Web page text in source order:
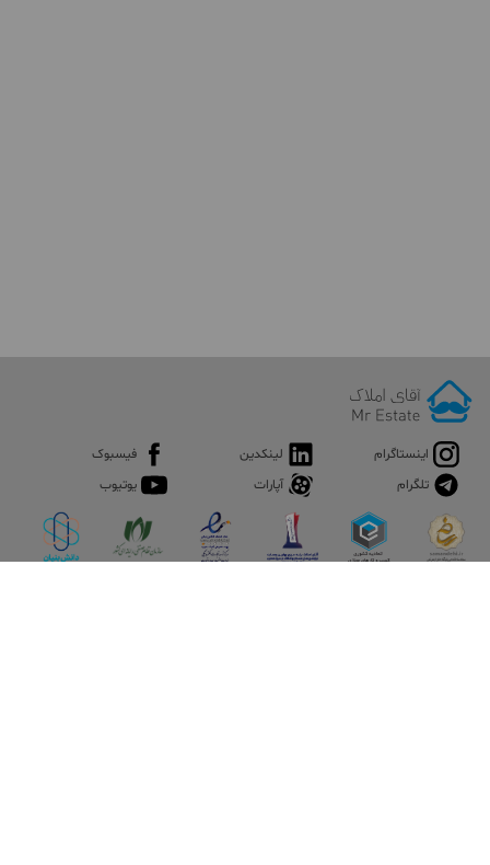
اینستاگرام لینکدین
فیسبوک
تلگرام
آپارات یوتیوب